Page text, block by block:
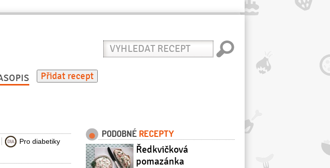
Vyhledat
recept
Přidat recept
Pro diabetiky
PODOBNÉ RECEPTY
Ředkvičková
pomazánka